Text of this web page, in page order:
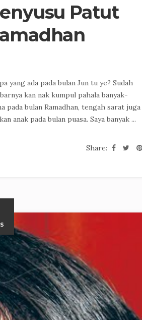
Patut
yang ada pada bulan Jun tu ye? Sudah
kan nak kumpul pahala banyak-
pada bulan Ramadhan, tengah sarat juga
anak pada bulan puasa. Saya banyak ...
Share: